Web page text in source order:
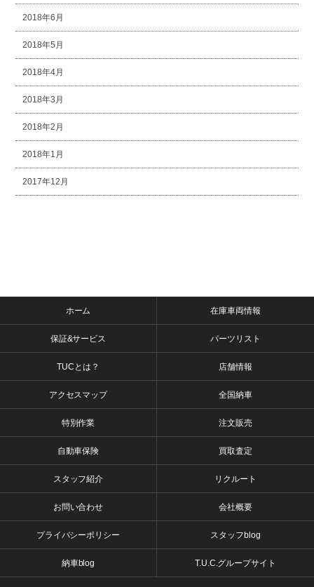
2018年6月
2018年5月
2018年4月
2018年3月
2018年2月
2018年1月
2017年12月
ホーム 在庫車両情報
保証&サービス パーツリスト
TUCとは？ 店舗情報
アクセスマップ 全国納車
特別作業 注文販売
自動車保険 買取査定
スタッフ紹介 リクルート
お問い合わせ 会社概要
プライバシーポリシー スタッフblog
納車blog T.U.C.グループサイト